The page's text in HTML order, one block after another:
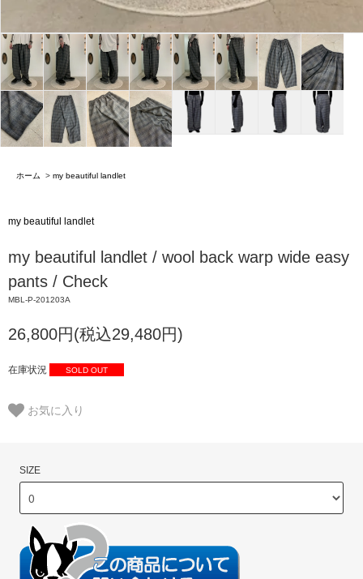
ホーム > my beautiful landlet
my beautiful landlet
my beautiful landlet / wool back warp wide easy
pants / Check
MBL-P-201203A
26,800円(税込29,480円)
在庫状況 SOLD OUT
お気に入り
SIZE